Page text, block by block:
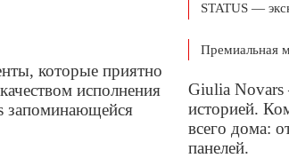
которые приятно
исполнения
запоминающейся
STATUS —
Премиальная
Giulia Novars
историей.
всего дома:
панелей.